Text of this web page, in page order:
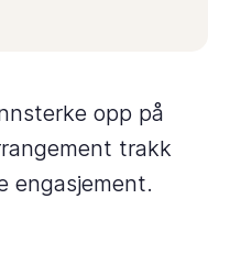
opp på
trakk
engasjement.